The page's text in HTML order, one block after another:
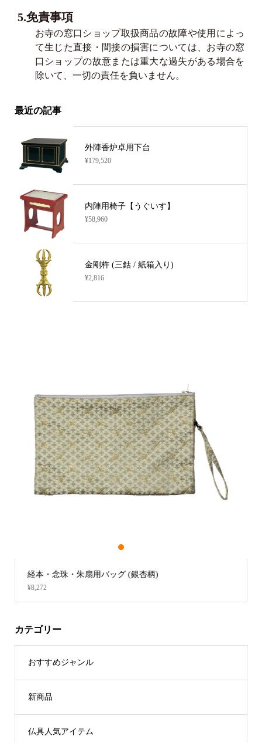
5.免責事項
お寺の窓口ショップ取扱商品の故障や使用によっ
て生じた直接・間接の損害については、お寺の窓
口ショップの故意または重大な過失がある場合を
除いて、一切の責任を負いません。
最近の記事
外陣香炉卓用下台
¥179,520
内陣用椅子【うぐいす】
¥58,960
金剛杵 (三鈷 / 紙箱入り)
¥2,816
経本・念珠・朱扇用バッグ (銀杏柄)
¥8,272
1
カテゴリー
おすすめジャンル
新商品
仏具人気アイテム